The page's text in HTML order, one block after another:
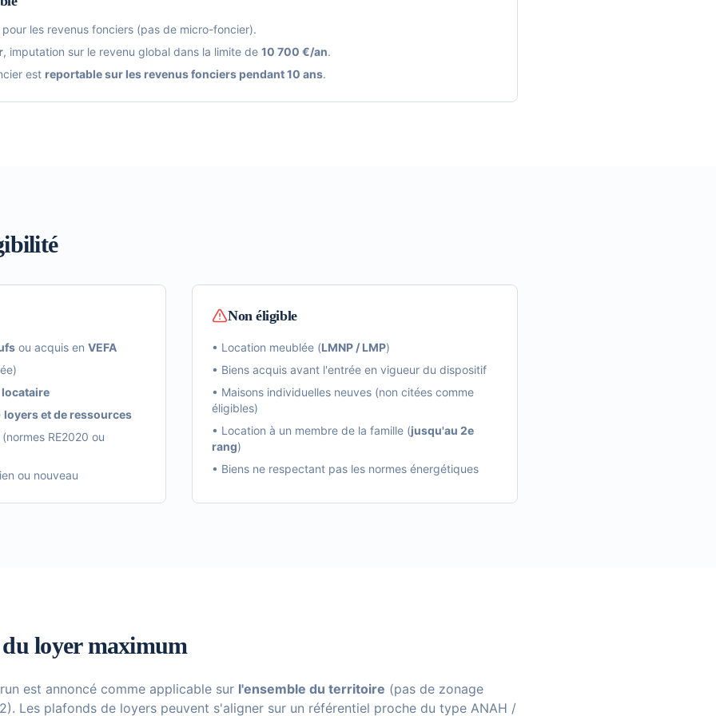
pour les revenus fonciers (pas de micro-foncier).
, imputation sur le revenu global dans la limite de 10 700 €/an.
est reportable sur les revenus fonciers pendant 10 ans.
ou acquis en VEFA
loyers et de ressources
(normes RE2020 ou
ou nouveau
Non éligible
• Location meublée (LMNP / LMP)
• Biens acquis avant l'entrée en vigueur du dispositif
• Maisons individuelles neuves (non citées comme
éligibles)
• Location à un membre de la famille (jusqu'au 2e
rang)
• Biens ne respectant pas les normes énergétiques
loyer maximum
est annoncé comme applicable sur l'ensemble du territoire (pas de zonage
Les plafonds de loyers peuvent s'aligner sur un référentiel proche du type ANAH /